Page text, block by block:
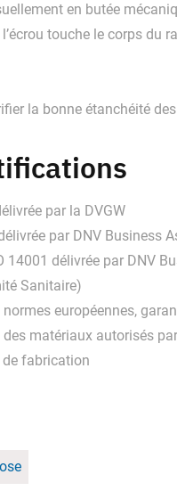
en butée
touche le corps du
la bonne étanchéité
par la DVGW
par DNV Business
14001 délivrée par DNV
Sanitaire)
européennes,
matériaux autorisés
de fabrication